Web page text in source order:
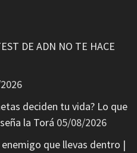
DE ADN NO TE HACE
deciden tu vida? Lo que
la Torá 05/08/2026
que llevas dentro |